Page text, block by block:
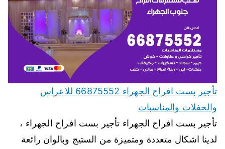
تأجير بست افراح الجهراء 66875552 للاعراس
والحفلات والمناسبات
تأجير بست افراح الجهراء تأجير بست افراح الجهراء ،
لدينا اشكال متعددة ومتميزة من الستيج وبالوان رائعة